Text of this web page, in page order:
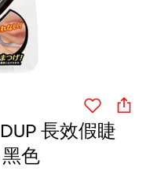
長效假睫
色